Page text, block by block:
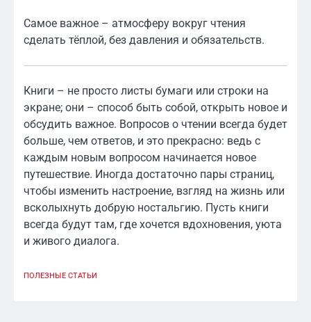
Самое важное – атмосферу вокруг чтения
сделать тёплой, без давления и обязательств.
Книги – не просто листы бумаги или строки на
экране; они – способ быть собой, открыть новое и
обсудить важное. Вопросов о чтении всегда будет
больше, чем ответов, и это прекрасно: ведь с
каждым новым вопросом начинается новое
путешествие. Иногда достаточно пары страниц,
чтобы изменить настроение, взгляд на жизнь или
всколыхнуть добрую ностальгию. Пусть книги
всегда будут там, где хочется вдохновения, уюта
и живого диалога.
ПОЛЕЗНЫЕ СТАТЬИ